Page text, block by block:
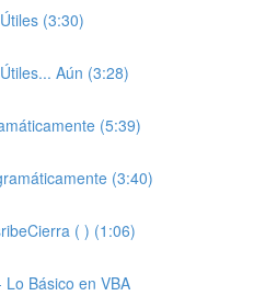
(3:30)
Aún (3:28)
(5:39)
(3:40)
( ) (1:06)
Básico en VBA